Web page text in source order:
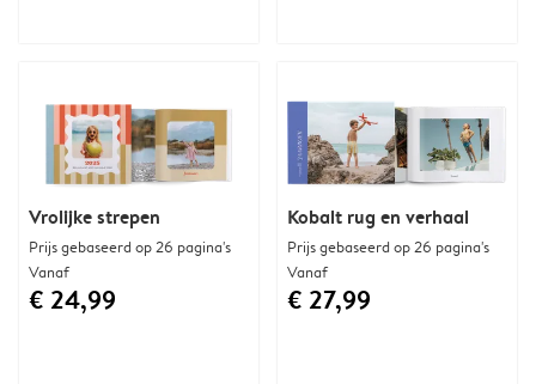
Vrolijke strepen
Prijs gebaseerd op 26 pagina's
Vanaf
€ 24,99
Kobalt rug en verhaal
Prijs gebaseerd op 26 pagina's
Vanaf
€ 27,99